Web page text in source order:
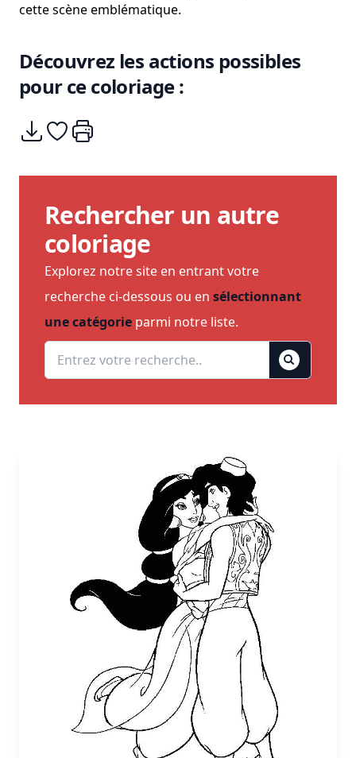
cette scène emblématique.
Découvrez les actions possibles
pour ce coloriage :
Télécharger
Ajouter à mes coups de coeurs
Imprimer
Rechercher un autre
coloriage
Explorez notre site en entrant votre
recherche ci-dessous ou en sélectionnant
une catégorie parmi notre liste.